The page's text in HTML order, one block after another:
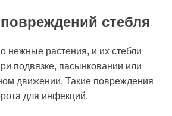
стебля
нежные растения, и их стебли
подвязке, пасынковании или
движении. Такие повреждения
для инфекций.